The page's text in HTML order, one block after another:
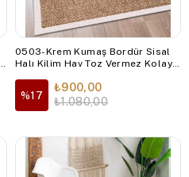
0503-Krem Kumaş Bordür Sisal
Halı Kilim Hav Toz Vermez Kolay
%17
₺900,00
₺1.080,00